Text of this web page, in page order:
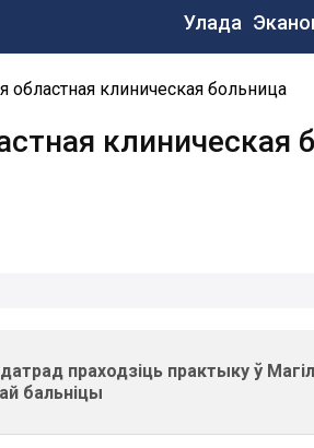
Основная
Улада
областная клиническая больница
клиническая
праходзіць практыку ў
бальніцы